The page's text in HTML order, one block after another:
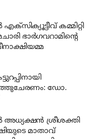
കമ്മിറ്റി
ഭാര്‍ഗവറാമിന്റെ
ഡോ.
അധ്യക്ഷന്‍ ശ്രീശക്തി
മാതാവ്